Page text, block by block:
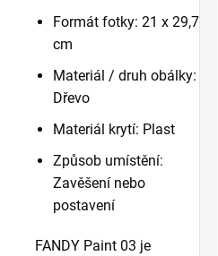
Formát fotky: 21 x 29,7
cm
Materiál / druh obálky:
Dřevo
Materiál krytí: Plast
Způsob umístění:
Zavěšení nebo
postavení
FANDY Paint 03 je